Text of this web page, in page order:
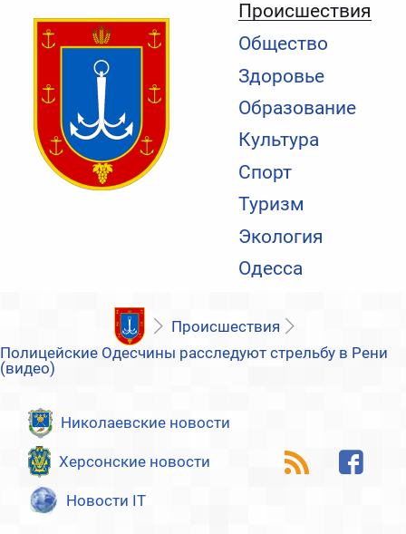
Происшествия
Общество
Здоровье
Образование
Культура
Спорт
Туризм
Экология
Одесса
Происшествия
Полицейские Одесчины расследуют стрельбу в Рени
(видео)
Николаевские новости
Херсонские новости
Новости IT